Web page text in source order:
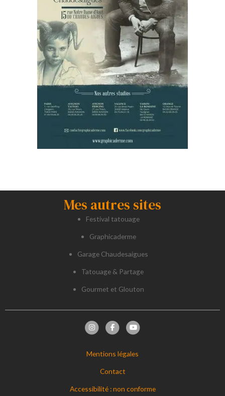
Mes autres sites
Festival tatouage
Graphicaderme
Garage Chaudesaigues
Tatouage & Partage
Gourmet et Glouton
Mentions légales
Contact
Accessibilité : non conforme